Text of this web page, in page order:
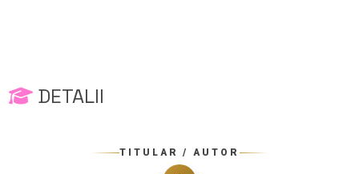
DETALII
TITULAR / AUTOR